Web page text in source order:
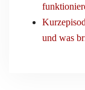
und was